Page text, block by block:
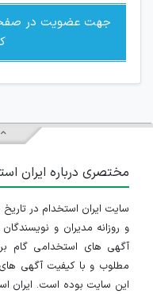
جهت عضویت در صفحه
مختصری درباره ایران
و روزانه مدیران و
آگهی های استخدامی گام
مطلوب و با کیفیت آگهی
این سایت بوده است. ایران